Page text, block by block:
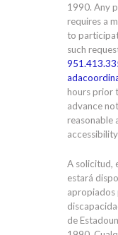
1990. Any
requires a
to
such
hours prior
advance
reasonable
A solicitud,
estará
apropiados
de